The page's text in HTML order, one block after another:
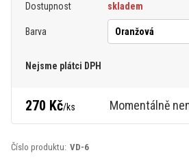
Dostupnost skladem
Barva
Nejsme plátci DPH
270 Kč/ks Momentálně
Číslo produktu: VD-6